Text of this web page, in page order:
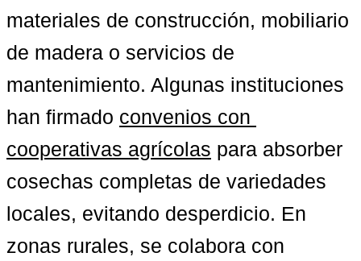
materiales de construcción, mobiliario
de madera o servicios de
mantenimiento. Algunas instituciones
han firmado convenios con
cooperativas agrícolas para absorber
cosechas completas de variedades
locales, evitando desperdicio. En